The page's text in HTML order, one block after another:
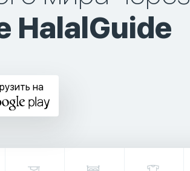
HalalGuide
на